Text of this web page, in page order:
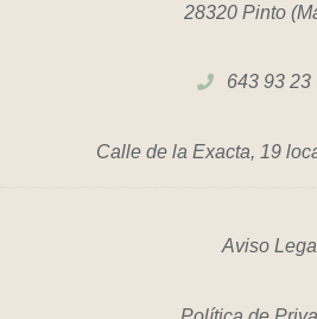
28320 Pinto
643 93 23
Calle de la Exacta, 19
Aviso